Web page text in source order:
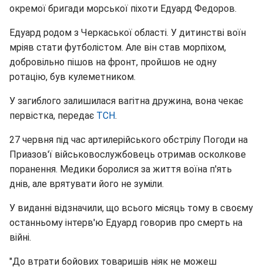
окремої бригади морської піхоти Едуард Федоров.
Едуард родом з Черкаської області. У дитинстві воїн
мріяв стати футболістом. Але він став морпіхом,
добровільно пішов на фронт, пройшов не одну
ротацію, був кулеметником.
У загиблого залишилася вагітна дружина, вона чекає
первістка, передає ТСН.
27 червня під час артилерійського обстрілу Погоди на
Приазов'ї військовослужбовець отримав осколкове
поранення. Медики боролися за життя воїна п'ять
днів, але врятувати його не зуміли.
У виданні відзначили, що всього місяць тому в своєму
останньому інтерв'ю Едуард говорив про смерть на
війні.
"До втрати бойових товаришів ніяк не можеш